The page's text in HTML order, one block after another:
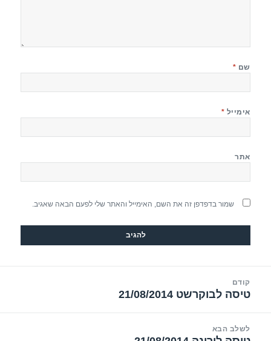
שם *
אימייל *
אתר
שמור בדפדפן זה את השם, האימייל והאתר שלי לפעם הבאה שאגיב.
קודם
הפוסט
טיסה לבוקרשט 21/08/2014
לשלב הבא